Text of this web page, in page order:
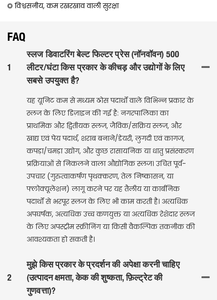
◎ विश्वसनीय, कम रखरखाव वाली सुरक्षा
FAQ
1
स्लज डिवाटरिंग बेल्ट फिल्टर प्रेस (नॉनवॉवन) 500
लीटर/घंटा किस प्रकार के कीचड़ और उद्योगों के लिए
सबसे उपयुक्त है?
यह यूनिट कम से मध्यम ठोस पदार्थों वाले विभिन्न प्रकार के
स्लज के लिए डिज़ाइन की गई है: नगरपालिका का
प्राथमिक और द्वितीयक स्लज, जैविक/सक्रिय स्लज, और
खाद्य एवं पेय पदार्थ, शराब बनाने/डेयरी, लुगदी एवं कागज,
कपड़ा/चमड़ा उद्योग, और कुछ रासायनिक या धातु प्रसंस्करण
प्रक्रियाओं से निकलने वाला औद्योगिक स्लज। उचित पूर्व-
उपचार (गुरुत्वाकर्षण पृथक्करण, तेल निष्कासन, या
फ्लोक्यूलेशन) लागू करने पर यह तैलीय या कार्बनिक
पदार्थों से भरपूर स्लज के लिए भी काम करती है। अत्यधिक
अपघर्षक, अत्यधिक उच्च कणयुक्त या अत्यधिक रेशेदार स्लज
के लिए अपस्ट्रीम स्क्रीनिंग या किसी वैकल्पिक तकनीक की
आवश्यकता हो सकती है।
2
मुझे किस प्रकार के प्रदर्शन की अपेक्षा करनी चाहिए
(उत्पादन क्षमता, केक की शुष्कता, फ़िल्ट्रेट की
गुणवत्ता)?